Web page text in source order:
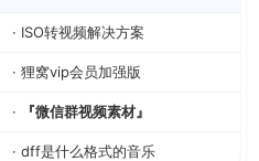
· ISO转视频解决方案
· 狸窝vip会员加强版
· 『微信群视频素材』
· dff是什么格式的音乐